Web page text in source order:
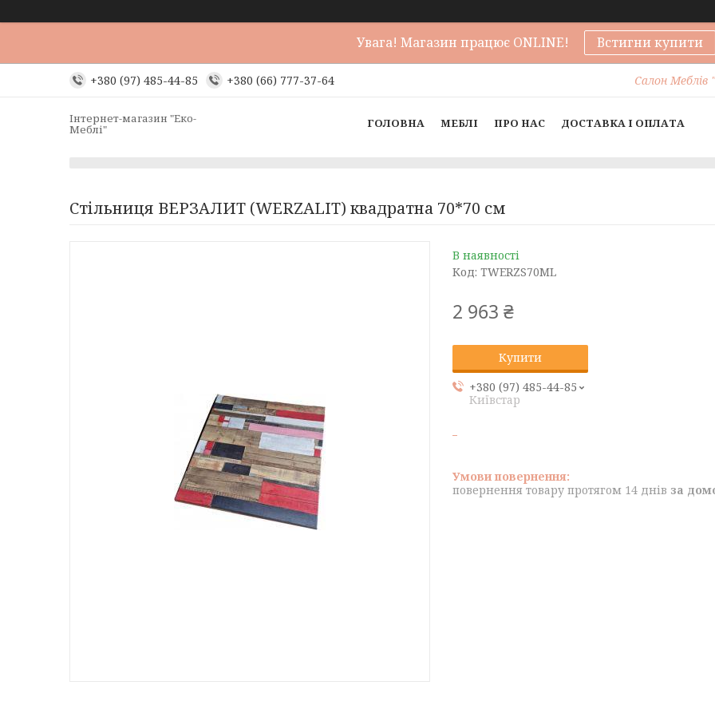
Увага! Магазин працює ONLINE! Встигни купити
+380 (97) 485-44-85 +380 (66) 777-37-64 Салон Меблів
Інтернет-магазин "Еко-
Меблі" ГОЛОВНА МЕБЛІ ПРО НАС ДОСТАВКА І ОПЛАТА
Стільниця ВЕРЗАЛИТ (WERZALIT) квадратна 70*70 см
В наявності
Код: TWERZS70ML
2 963 ₴
Купити
+380 (97) 485-44-85
Київстар
повернення товару протягом 14 днів за